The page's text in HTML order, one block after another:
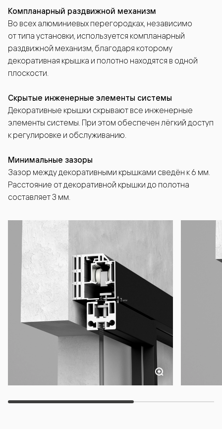
Компланарный раздвижной механизм
Во всех алюминиевых перегородках, независимо
от типа установки, используется компланарный
раздвижной механизм, благодаря которому
декоративная крышка и полотно находятся в одной
плоскости.
Скрытые инженерные элементы системы
Декоративные крышки скрывают все инженерные
элементы системы. При этом обеспечен лёгкий доступ
к регулировке и обслуживанию.
Минимальные зазоры
Зазор между декоративными крышками сведён к 6 мм.
Расстояние от декоративной крышки до полотна
составляет 3 мм.